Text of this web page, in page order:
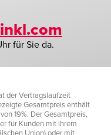
für Sie da.
der Vertragslaufzeit
Gesamtpreis enthält
19%. Der Gesamtpreis,
für Kunden mit ihrem
Union) oder mit